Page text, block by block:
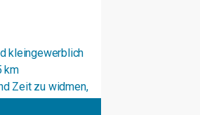
kleingewerblich
km
Zeit zu widmen,